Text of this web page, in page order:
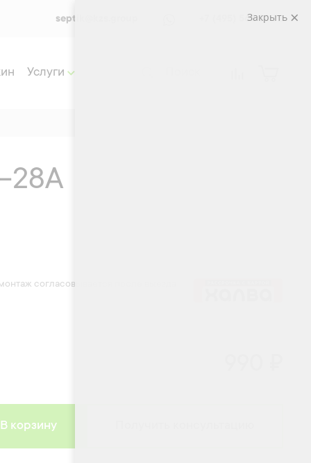
septik@kzs.group +7 (495) 565 33 72
Услуги
28A
согласовывается после выезда
В корзину
Закрыть